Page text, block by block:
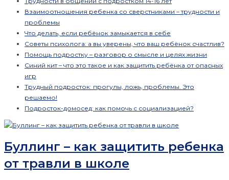
Взаимоотношения ребенка со сверстниками – трудности и
проблемы
Что делать, если ребёнок замыкается в себе
Советы психолога: а вы уверены, что ваш ребёнок счастлив?
Помощь подростку – разговор о смысле и целях жизни
Синий кит – что это такое и как защитить ребёнка от опасных
игр
Трудный подросток: прогулы, ложь, проблемы. Это
решаемо!
Подросток-домосед: как помочь с социализацией?
Буллинг – как защитить ребенка
от травли в школе